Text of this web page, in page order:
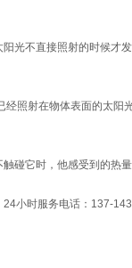
光不直接照射的时候才
照射在物体表面的太阳
碰它时，他感受到的热量
24小时服务电话：137-